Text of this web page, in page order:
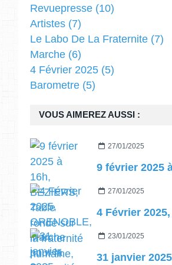
VOUS AIMEREZ AUSSI :
27/01/2025
27/01/2025
23/01/2025
Revuepresse (10)
Artistes (7)
Le Labo De La Fraternite (7)
Marche (6)
4 Février 2025 (5)
Barometre (5)